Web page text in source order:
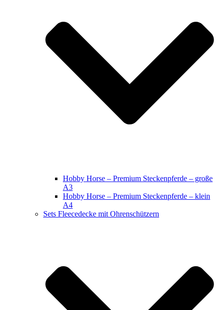
Hobby Horse – Premium Steckenpferde – große
A3
Hobby Horse – Premium Steckenpferde – klein
A4
Sets Fleecedecke mit Ohrenschützern